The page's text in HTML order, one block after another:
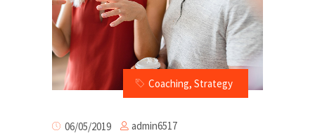
Coaching, Strategy
06/05/2019 admin6517